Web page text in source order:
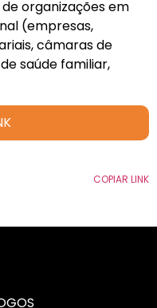
organizações em
(empresas,
câmaras de
saúde familiar,
COPIAR LINK